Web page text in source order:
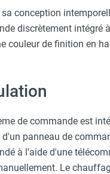
sur citerne
sans
gaz à
gaz rayonnant
sa conception
discrètement intégré
couleur de finition en
de commande est
panneau de
à l'aide d'une
Le